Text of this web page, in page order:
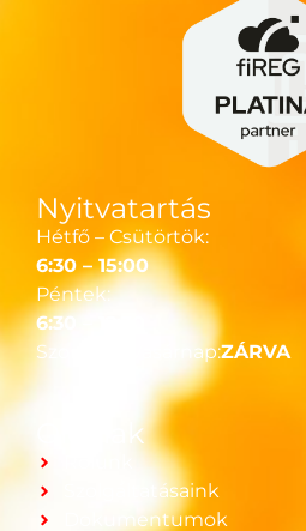
Nyitvatartás
Hétfő – Csütörtök:
6:30 – 15:00
Péntek:
6:30 – 12:30
Szombat-Vasárnap:ZÁRVA
Oldalak
Szolgáltatásaink
Dokumentumok